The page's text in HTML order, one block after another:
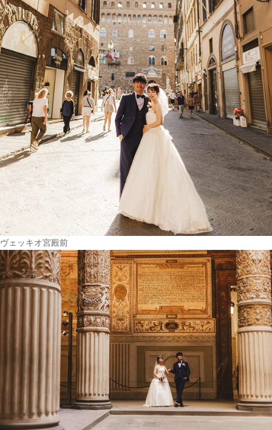
ヴェッキオ宮殿前